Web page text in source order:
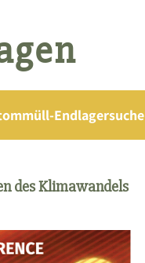
Endlagersuche
des Klimawandels